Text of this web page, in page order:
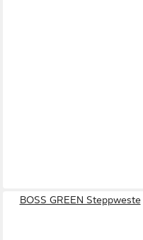
BOSS GREEN Steppweste